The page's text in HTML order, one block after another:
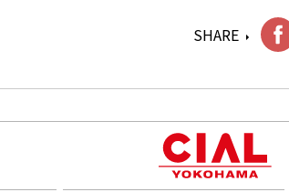
SHARE